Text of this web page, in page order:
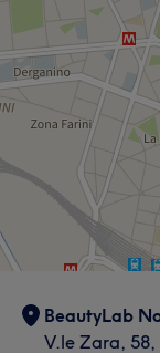
Professionale
Cosa dicono i
Competente 12
Buona
BeautyLab
V.le Zara,